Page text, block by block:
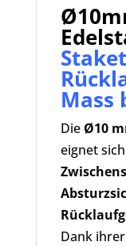
Mass
Die Ø10
eignet
Dank